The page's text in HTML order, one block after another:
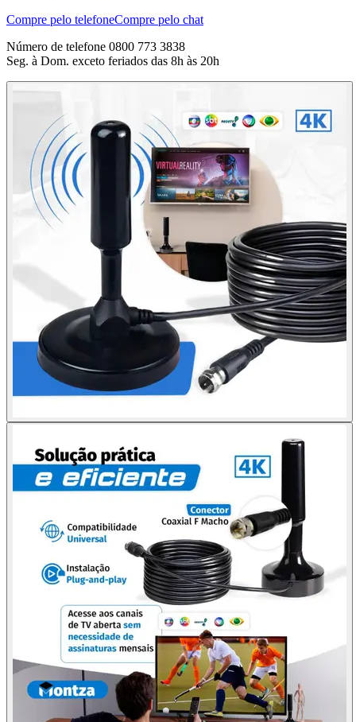
Compre pelo telefoneCompre pelo chat
Número de telefone 0800 773 3838
Seg. à Dom. exceto feriados das 8h às 20h